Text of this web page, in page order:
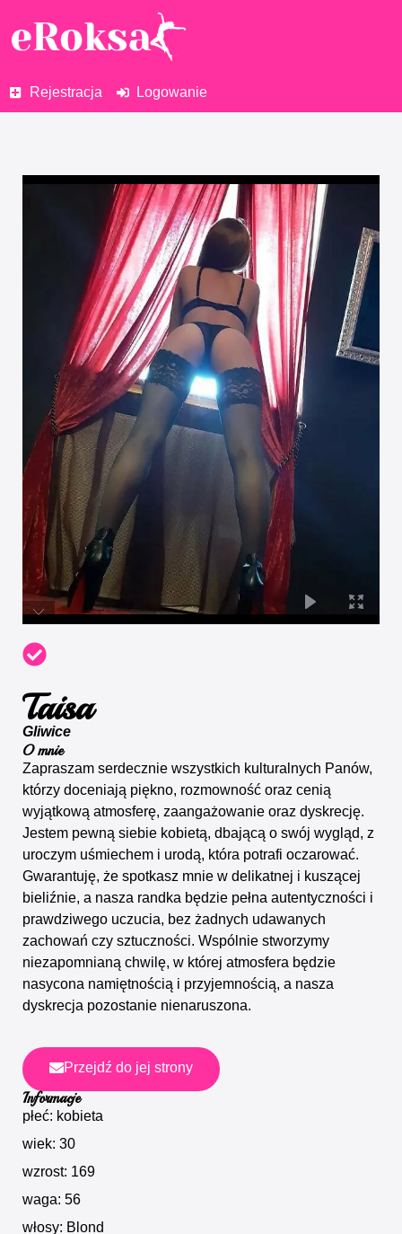
Rejestracja Logowanie
Taisa
Gliwice
O mnie
Zapraszam serdecznie wszystkich kulturalnych Panów,
którzy doceniają piękno, rozmowność oraz cenią
wyjątkową atmosferę, zaangażowanie oraz dyskrecję.
Jestem pewną siebie kobietą, dbającą o swój wygląd, z
uroczym uśmiechem i urodą, która potrafi oczarować.
Gwarantuję, że spotkasz mnie w delikatnej i kuszącej
bieliźnie, a nasza randka będzie pełna autentyczności i
prawdziwego uczucia, bez żadnych udawanych
zachowań czy sztuczności. Wspólnie stworzymy
niezapomnianą chwilę, w której atmosfera będzie
nasycona namiętnością i przyjemnością, a nasza
dyskrecja pozostanie nienaruszona.
Przejdź do jej strony
Informacje
płeć: kobieta
wiek: 30
wzrost: 169
waga: 56
włosy: Blond